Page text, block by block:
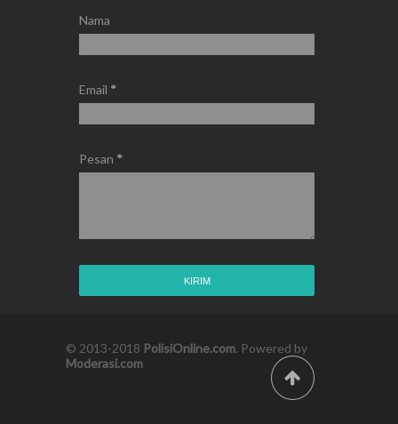
Nama
Email *
Pesan *
© 2013-2018 PolisiOnline.com. Powered by
Moderasi.com